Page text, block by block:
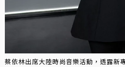
蔡依林出席大陸時尚音樂活動，透露新